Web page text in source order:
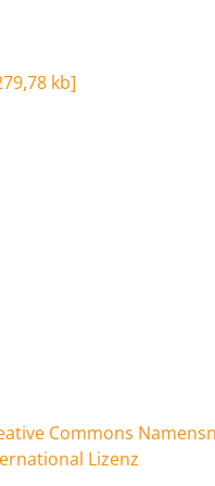
kb]
Commons
Lizenz